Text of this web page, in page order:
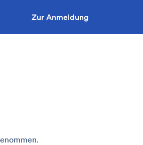
Zur Anmeldung